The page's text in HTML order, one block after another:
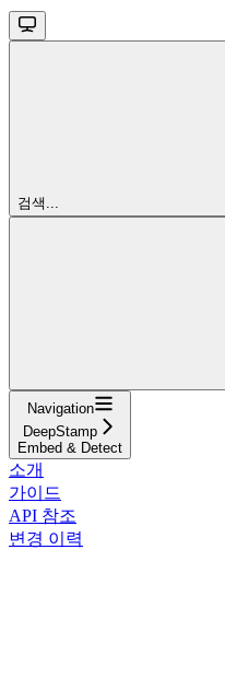
검색...
Navigation
DeepStamp
Embed & Detect
소개
가이드
API 참조
변경 이력